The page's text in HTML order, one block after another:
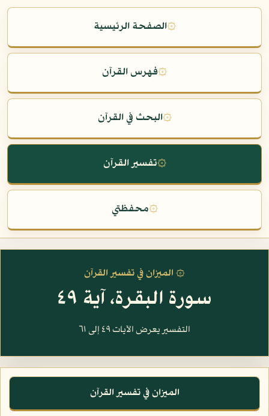
۞الصفحة الرئيسية
۞فهرس القرآن
۞البحث في القرآن
۞تفسير القرآن
۞محفظتي
۞ الميزان في تفسير القرآن
سورة البقرة، آية ٤٩
التفسير يعرض الآيات ٤٩ إلى ٦١
الميزان في تفسير القرآن